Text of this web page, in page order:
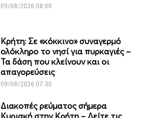
09/08/2026 08:00
Κρήτη: Σε «κόκκινο» συναγερμό
ολόκληρο το νησί για πυρκαγιές –
Τα δάση που κλείνουν και οι
απαγορεύσεις
09/08/2026 07:30
Διακοπές ρεύματος σήμερα
Κυριακή στην Κρήτη – Δείτε τις